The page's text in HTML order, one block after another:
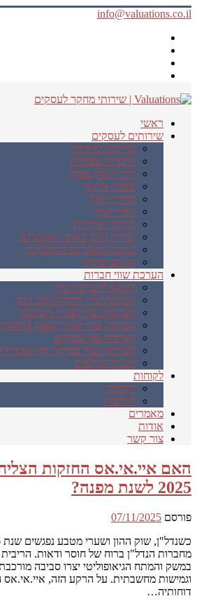
info@valuations.co.il
ראשי
שירותים לעסקים
בדיקות כדאיות
תוכניות עסקיות
ליווי וייעוץ עסקי
אבחון ארגוני
מחקרי שוק
ניסויי שוק
כתיבה שיווקית
שדרוג תוכן באתרי אינטרנט
כתיבת מאמרים לתקשורת
תרגום שיווקי
הערכת שווי חברות
דוגמא להערכת שווי
הערכת שווי לחברה לפני גיוס
הערכות שווי לצורך השקעה
הערכת שווי לצורך הצגה
הערכת שווי עסקים
הערכות שווי במיקור חוץ עבור
תכנית שותפים
לקוחות
לקוחות
המלצות
מאמרים
אודות
צור קשר
האם איי.אי.אס החזקות
2025 לשנת מפנה?
פורסם 07/11/2025
מחברות הנדל"ן ברוח של חוסר ודאות.
במשק והמתח הגיאופוליטי יצרו סביבה
וגמישות מחשבתית. על הרקע הזה,
דוחותיה…